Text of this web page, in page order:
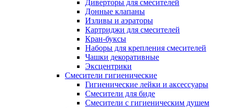
Диверторы для смесителей
Донные клапаны
Изливы и аэраторы
Картриджи для смесителей
Кран-буксы
Наборы для крепления смесителей
Чашки декоративные
Эксцентрики
Смесители гигиенические
Гигиенические лейки и аксессуары
Смесители для биде
Смесители с гигиеническим душем